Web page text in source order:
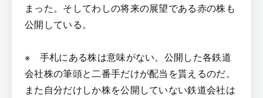
まった。そしてわしの将来の展望である赤の株も
公開している。
※ 手札にある株は意味がない。公開した各鉄道
会社株の筆頭と二番手だけが配当を貰えるのだ。
また自分だけしか株を公開していない鉄道会社は